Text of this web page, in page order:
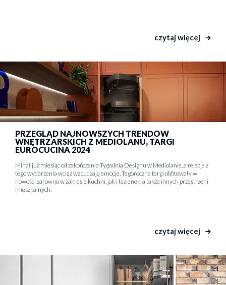
czytaj więcej
PRZEGLĄD NAJNOWSZYCH TRENDÓW
WNĘTRZARSKICH Z MEDIOLANU, TARGI
EUROCUCINA 2024
Minął już miesiąc od zakończenia Tygodnia Designu w Mediolanie, a relacje z
tego wydarzenia wciąż wzbudzają emocje. Tegoroczne targi obfitowały w
nowości zarówno w zakresie kuchni, jak i łazienek, a także innych przestrzeni
mieszkalnych.
czytaj więcej